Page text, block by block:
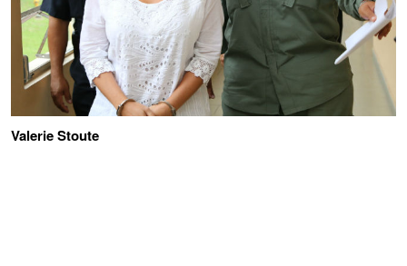
Valerie Stoute